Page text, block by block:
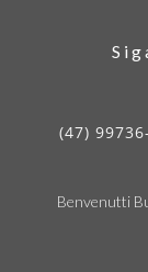
(47)
Benvenutti